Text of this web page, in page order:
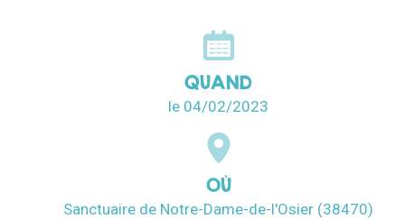
QUAND
le 04/02/2023
OÙ
Sanctuaire de Notre-Dame-de-l'Osier (38470)